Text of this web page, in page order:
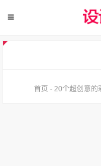
首页 - 20个超创意的